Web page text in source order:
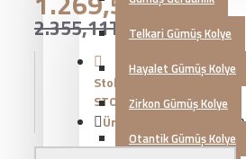
Telkari Gümüş Kolye
Hayalet Gümüş Kolye
Zirkon Gümüş Kolye
Otantik Gümüş Kolye
2.355,11TL
Stok Durumu:
STOKTA YOK
Ürün Kodu::
KG20230723